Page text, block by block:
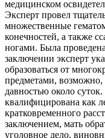
медицинском
Эксперт провел
множественные
конечностей, а также
ногами. Была
заключении эксперт
образоваться от
предметами,
давностью около
квалифицирована как
кратковременного
заключением, мать
уголовное дело,